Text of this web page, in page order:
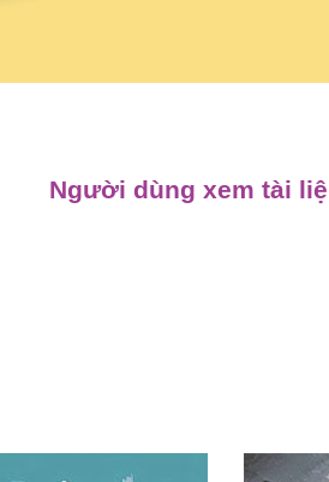
Người dùng xem tài